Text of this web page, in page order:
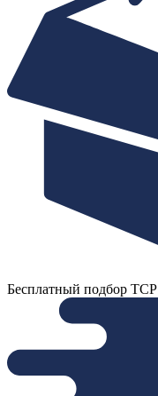
Бесплатный подбор ТСР